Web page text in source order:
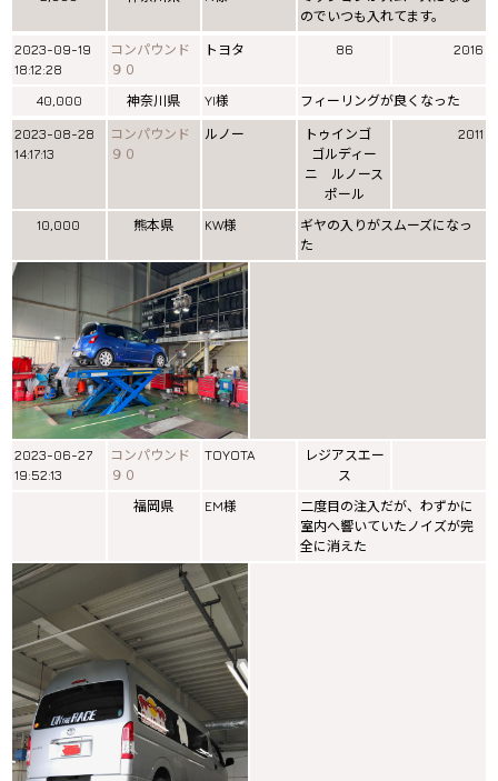
のでいつも入れてます。
2023-09-19
18:12:28
コンパウンド
９０
トヨタ 86 2016
40,000 神奈川県 YI様
フィーリングが良くなった
2023-08-28
14:17:13
コンパウンド
９０
ルノー
トゥインゴ
ゴルディー
ニ ルノース
ポール
2011
10,000 熊本県 KW様
ギヤの入りがスムーズになっ
た
2023-06-27
19:52:13
コンパウンド
９０
TOYOTA
レジアスエー
ス
福岡県
EM様
二度目の注入だが、わずかに
室内へ響いていたノイズが完
全に消えた